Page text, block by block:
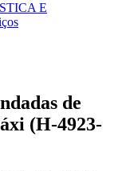
E
de
(H-4923-